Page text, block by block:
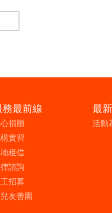
務最前線
捐贈
實習
租借
諮詢
招募
友善園
最
活動